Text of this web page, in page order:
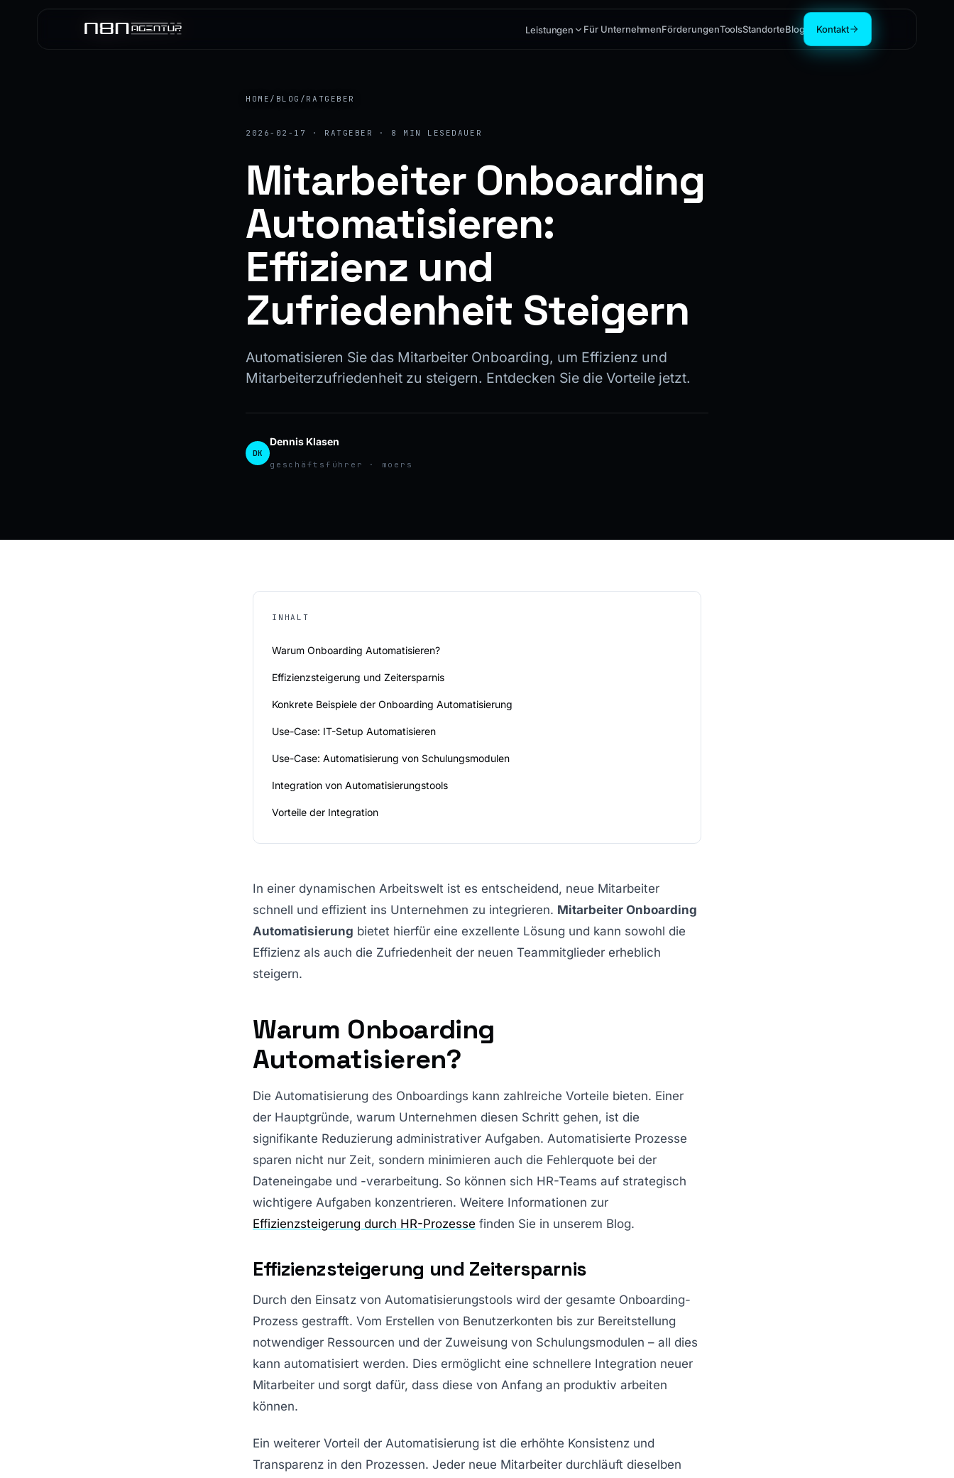
Leistungen Für UnternehmenFörderungenToolsStandorteBlog Kontakt
HOME / BLOG / RATGEBER
2026-02-17 · RATGEBER · 8 MIN LESEDAUER
Mitarbeiter Onboarding
Automatisieren:
Effizienz und
Zufriedenheit Steigern
Automatisieren Sie das Mitarbeiter Onboarding, um Effizienz und
Mitarbeiterzufriedenheit zu steigern. Entdecken Sie die Vorteile jetzt.
DK
Dennis Klasen
geschäftsführer · moers
INHALT
Warum Onboarding Automatisieren?
Effizienzsteigerung und Zeitersparnis
Konkrete Beispiele der Onboarding Automatisierung
Use-Case: IT-Setup Automatisieren
Use-Case: Automatisierung von Schulungsmodulen
Integration von Automatisierungstools
Vorteile der Integration
In einer dynamischen Arbeitswelt ist es entscheidend, neue Mitarbeiter
schnell und effizient ins Unternehmen zu integrieren. Mitarbeiter Onboarding
Automatisierung bietet hierfür eine exzellente Lösung und kann sowohl die
Effizienz als auch die Zufriedenheit der neuen Teammitglieder erheblich
steigern.
Warum Onboarding
Automatisieren?
Die Automatisierung des Onboardings kann zahlreiche Vorteile bieten. Einer
der Hauptgründe, warum Unternehmen diesen Schritt gehen, ist die
signifikante Reduzierung administrativer Aufgaben. Automatisierte Prozesse
sparen nicht nur Zeit, sondern minimieren auch die Fehlerquote bei der
Dateneingabe und -verarbeitung. So können sich HR-Teams auf strategisch
wichtigere Aufgaben konzentrieren. Weitere Informationen zur
Effizienzsteigerung durch HR-Prozesse finden Sie in unserem Blog.
Effizienzsteigerung und Zeitersparnis
Durch den Einsatz von Automatisierungstools wird der gesamte Onboarding-
Prozess gestrafft. Vom Erstellen von Benutzerkonten bis zur Bereitstellung
notwendiger Ressourcen und der Zuweisung von Schulungsmodulen – all dies
kann automatisiert werden. Dies ermöglicht eine schnellere Integration neuer
Mitarbeiter und sorgt dafür, dass diese von Anfang an produktiv arbeiten
können.
Ein weiterer Vorteil der Automatisierung ist die erhöhte Konsistenz und
Transparenz in den Prozessen. Jeder neue Mitarbeiter durchläuft dieselben